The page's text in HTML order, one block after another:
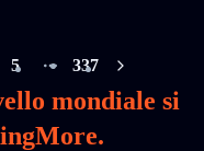
5
More pages
337
mondiale si